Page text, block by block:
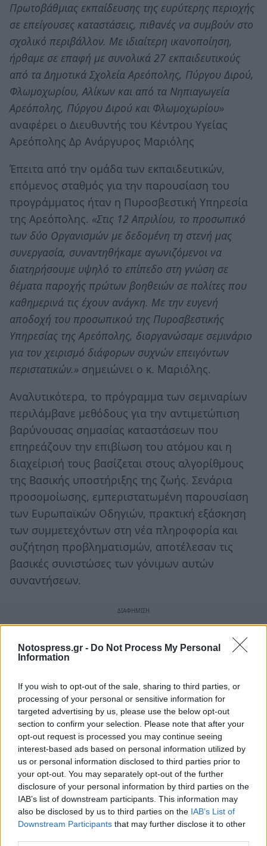
Notospress.gr - Do Not Process My Personal
Information
If you wish to opt-out of the sale, sharing to third parties, or
processing of your personal or sensitive information for
targeted advertising by us, please use the below opt-out
section to confirm your selection. Please note that after your
opt-out request is processed you may continue seeing
interest-based ads based on personal information utilized by
us or personal information disclosed to third parties prior to
your opt-out. You may separately opt-out of the further
disclosure of your personal information by third parties on the
IAB’s list of downstream participants. This information may
also be disclosed by us to third parties on the IAB’s List of
Downstream Participants that may further disclose it to other
Πρωτοβάθμιας εκπαίδευσης της ευρύτερης περιοχής
σε επείγουσες καταστάσεις, πιθανές να συμβούν στο
σχολικό περιβάλλον. Με ιδιαίτερη ικανοποίηση,
ήρθαμε σε επαφή με συνολικά 27 εκπαιδευτικούς
από τα Δημοτικά Σχολεία Αρεόπολης, Πύργου Διρού,
Φλωμοχωρίου, Αλίκων και από τα Νηπιαγωγεία
Αρεόπολης, Πύργου Διρού και Φλωμοχωρίου»
αναφέρει ο Διευθυντής του Κέντρου Υγείας
Αρεόπολης Δρ Ανάργυρος Μαριόλης
Έπειτα από την ομάδα των εκπαιδευτικών,
επόμενος σταθμός για την παρουσίαση του
προγράμματος ήταν η Πυροσβεστική Υπηρεσία
της Αρεόπολης. «Στις 12 Απριλίου, το προσωπικό
των δύο Οργανισμών με δεδομένη τη στενή μας
συνεργασία, συναντηθήκαμε αγωνιζόμενοι να
διατηρήσουμε υψηλό το επίπεδο στη γνώση σε
θέματα παροχής πρώτων βοηθειών σε πολίτες που
καθημερινά τις έχουν ανάγκη. Με την ευγενή
αποδοχή του προσωπικού της Πυροσβεστικής
Υπηρεσίας της Αρεόπολης, διοργανώσαμε σεμινάριο
για τον χειρισμό διάφορων συχνών επειγόντων
περιστατικών.» σημειώνει ο κ. Μαριόλης.
Αναλυτικότερα, το πρόγραμμα των σεμιναρίων
περιλάμβανε μεθόδους για την αντιμετώπιση
βαρύνουσας σημασίας καταστάσεων που
επηρεάζουν την επιβίωση του ατόμου και η
διαχείρισή τους βασίζεται στους αλγορίθμους
της Βασικής υποστήριξης της ζωής. Σενάρια
προσομοίωσης, εμπεριστατωμένη παρουσίαση
των Ευρωπαϊκών Οδηγιών, πρακτική εξάσκηση
των συμμετεχόντων στη νέα πληροφορία και
συζήτηση προβληματισμών, αποτέλεσαν τις
βασικές συνιστώσες των γόνιμων αυτών
συναντήσεων.